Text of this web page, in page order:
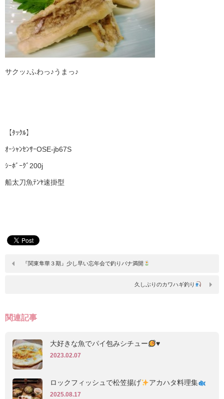
サクッ♪ふわっ♪うまっ♪
【ﾀｯｸﾙ】
ｵｰｼｬﾝｾﾝｻｰOSE-jb67S
ｼｰﾎﾞｰｸﾞ200j
船太刀魚ﾃﾝﾔ速掛型
『関東隼華３期』少し早い忘年会で釣りバナ満開
久しぶりのカワハギ釣り
関連記事
大好きな魚でパイ包みシチュー ♥️
2023.02.07
ロックフィッシュで松笠揚げ アカハタ料理集
2025.08.17